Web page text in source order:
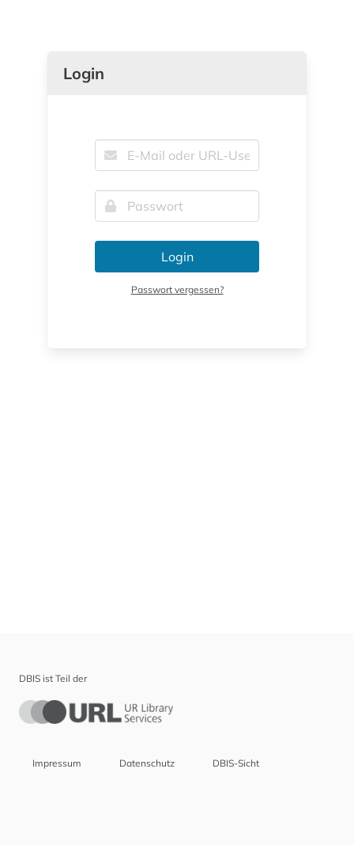
Login
Login
Passwort vergessen?
DBIS ist Teil der
Impressum Datenschutz DBIS-Sicht